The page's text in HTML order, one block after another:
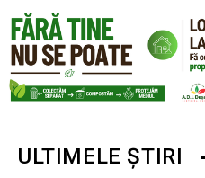
ULTIMELE ȘTIRI